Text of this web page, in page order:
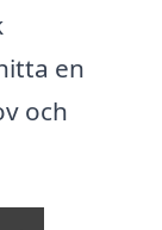
en
och